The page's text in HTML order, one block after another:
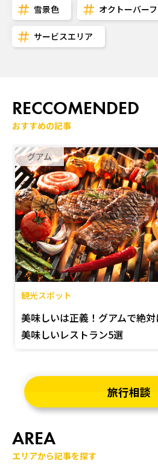
雪景色 オクトーバー
サービスエリア
RECCOMENDED
おすすめの記事
グアム
観光スポット
美味しいは正義！グアムで絶
美味しいレストラン5選
旅行相談
AREA
エリアから記事を探す